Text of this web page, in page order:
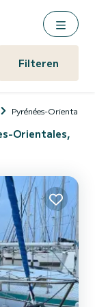
Filteren
Pyrénées-Orientales
Orientales,